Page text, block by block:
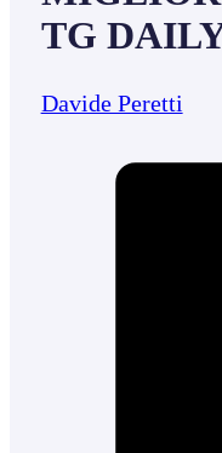
TG
Davide Peretti